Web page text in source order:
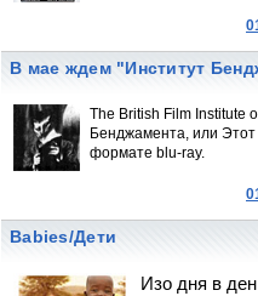
В мае ждем "Институт
The British Film Institute
Бенджамента, или
формате blu-ray.
Babies/Дети
Изо дня в